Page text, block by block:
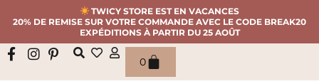
TWICY STORE EST EN VACANCES
20% DE REMISE SUR VOTRE COMMANDE AVEC LE CODE BREAK20
EXPÉDITIONS À PARTIR DU 25 AOÛT
0